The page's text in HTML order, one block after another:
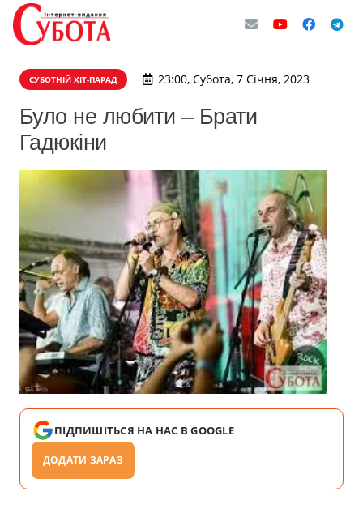
СУБОТНІЙ ХІТ-ПАРАД 23:00, Субота, 7 Січня, 2023
Було не любити – Брати
Гадюкіни
ПІДПИШІТЬСЯ НА НАС В GOOGLE
ДОДАТИ ЗАРАЗ